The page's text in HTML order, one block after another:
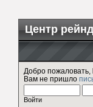
Центр
Добро пожаловать,
Вам не пришло
Войти